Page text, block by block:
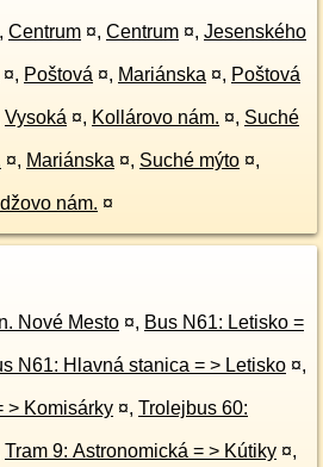
, Centrum ¤, Centrum ¤, Jesenského
¤, Poštová ¤, Mariánska ¤, Poštová
Vysoká ¤, Kollárovo nám. ¤, Suché
¤, Mariánska ¤, Suché mýto ¤,
nám. ¤
Pri kríži = > Stn. Nové Mesto ¤, Bus N61: Letisko =
Bus N61: Hlavná stanica = > Letisko ¤,
Tram 3: Južné mesto = > Komisárky ¤, Trolejbus 60:
Tram 9: Astronomická = > Kútiky ¤,